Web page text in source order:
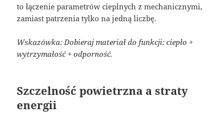
to łączenie parametrów cieplnych z mechanicznymi,
zamiast patrzenia tylko na jedną liczbę.
Wskazówka: Dobieraj materiał do funkcji: ciepło +
wytrzymałość + odporność.
Szczelność powietrzna a straty
energii